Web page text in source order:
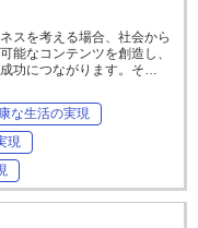
スを考える場合、社会から
能なコンテンツを創造し、
功につながります。そ…
な生活の実現
現